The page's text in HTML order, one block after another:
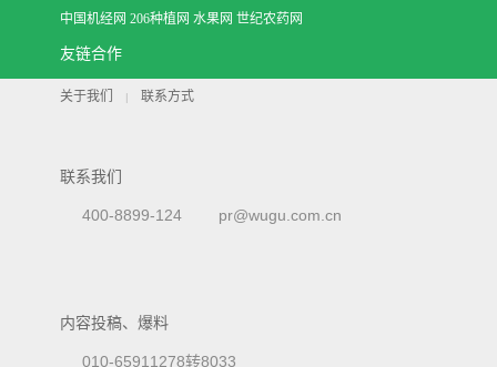
中国机经网 206种植网 水果网 世纪农药网
友链合作
关于我们 | 联系方式
联系我们
400-8899-124 pr@wugu.com.cn
内容投稿、爆料
010-65911278转8033